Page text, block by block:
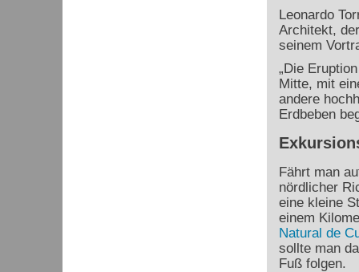
Leonardo
Architekt,
seinem
„Die
Mitte, mit
andere
Erdbeben
Fährt man
nördlicher
eine kleine
einem
Natural de
sollte man
Fuß folgen.